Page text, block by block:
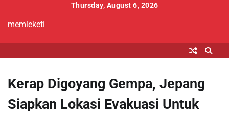
content
Thursday, August 6, 2026
memleketi
Kerap Digoyang Gempa, Jepang
Siapkan Lokasi Evakuasi Untuk